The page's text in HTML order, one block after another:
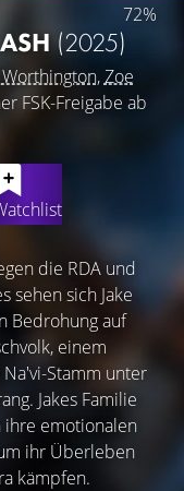
72%
(2025)
Worthington,Zoe
FSK-Freigabe ab
die RDA und
sehen sich Jake
Bedrohung auf
einem
Stamm unter
Jakes Familie
ihre emotionalen
ihr Überleben
kämpfen.